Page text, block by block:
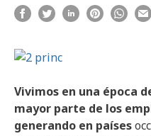
Vivimos en una época
mayor parte de los
generando en países